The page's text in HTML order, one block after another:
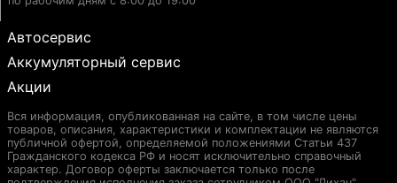
Автосервис
Аккумуляторный сервис
Акции
Вся информация, опубликованная на сайте, в том числе цены
товаров, описания, характеристики и комплектации не являются
публичной офертой, определяемой положениями Статьи 437
Гражданского кодекса РФ и носят исключительно справочный
характер. Договор оферты заключается только после